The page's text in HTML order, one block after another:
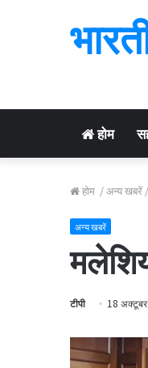
होम
होम /अन्य खबरें /
अन्य खबरें
टीपी 18